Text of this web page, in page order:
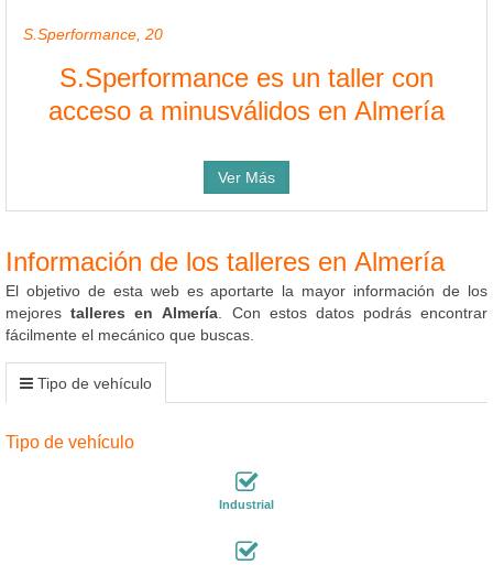
S.Sperformance, 20
S.Sperformance es un taller con
acceso a minusválidos en Almería
Ver Más
Información de los talleres en Almería
El objetivo de esta web es aportarte la mayor información de los
mejorestalleres en Almería . Con estos datos podrás encontrar
fácilmente el mecánico que buscas.
Tipo de vehículo
Tipo de vehículo
Industrial